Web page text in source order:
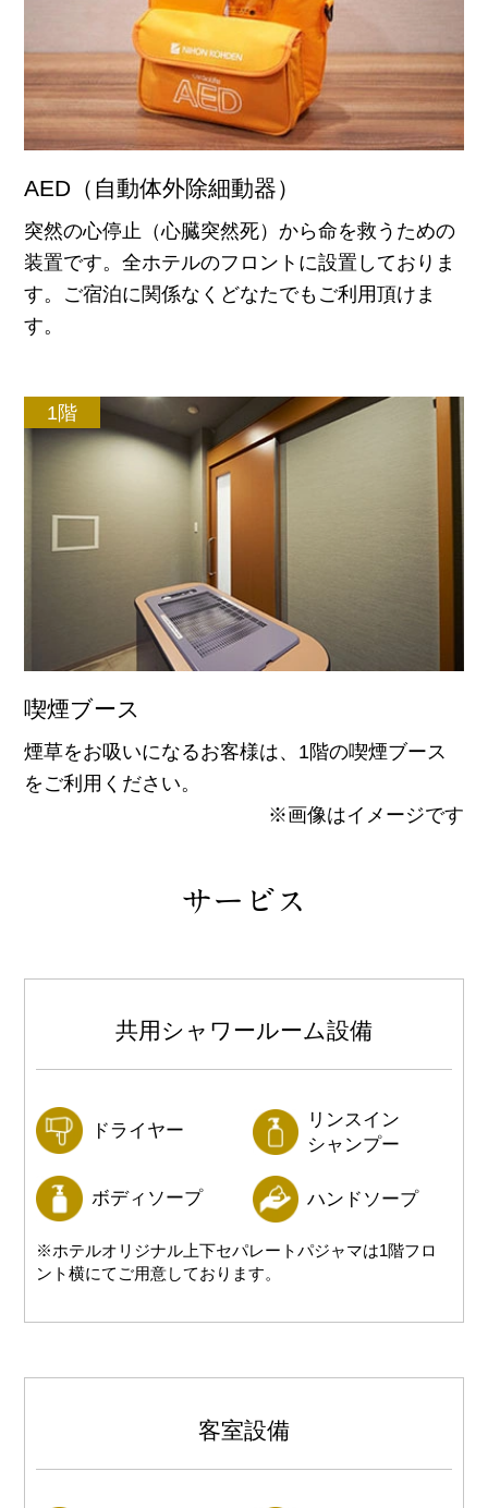
AED（自動体外除細動器）
突然の心停止（心臓突然死）から命を救うための
装置です。全ホテルのフロントに設置しておりま
す。ご宿泊に関係なくどなたでもご利用頂けま
す。
1階
喫煙ブース
煙草をお吸いになるお客様は、1階の喫煙ブース
をご利用ください。
※画像はイメージです
サービス
共用シャワールーム設備
ドライヤー
リンスイン
シャンプー
ボディソープ ハンドソープ
※ホテルオリジナル上下セパレートパジャマは1階フロ
ント横にてご用意しております。
客室設備